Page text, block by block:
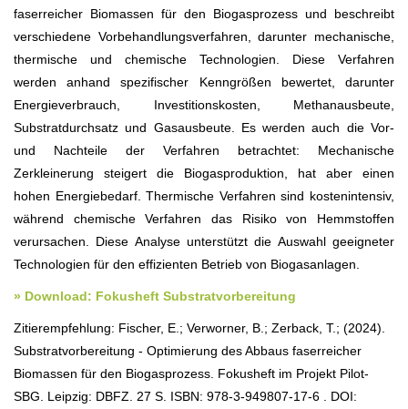
faserreicher Biomassen für den Biogasprozess und beschreibt
verschiedene Vorbehandlungsverfahren, darunter mechanische,
thermische und chemische Technologien. Diese Verfahren
werden anhand spezifischer Kenngrößen bewertet, darunter
Energieverbrauch, Investitionskosten, Methanausbeute,
Substratdurchsatz und Gasausbeute. Es werden auch die Vor-
und Nachteile der Verfahren betrachtet: Mechanische
Zerkleinerung steigert die Biogasproduktion, hat aber einen
hohen Energiebedarf. Thermische Verfahren sind kostenintensiv,
während chemische Verfahren das Risiko von Hemmstoffen
verursachen. Diese Analyse unterstützt die Auswahl geeigneter
Technologien für den effizienten Betrieb von Biogasanlagen.
» Download: Fokusheft Substratvorbereitung
Zitierempfehlung: Fischer, E.; Verworner, B.; Zerback, T.; (2024).
Substratvorbereitung - Optimierung des Abbaus faserreicher
Biomassen für den Biogasprozess. Fokusheft im Projekt Pilot-
SBG. Leipzig: DBFZ. 27 S. ISBN: 978-3-949807-17-6 . DOI: